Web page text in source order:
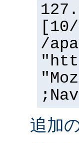
/
追加